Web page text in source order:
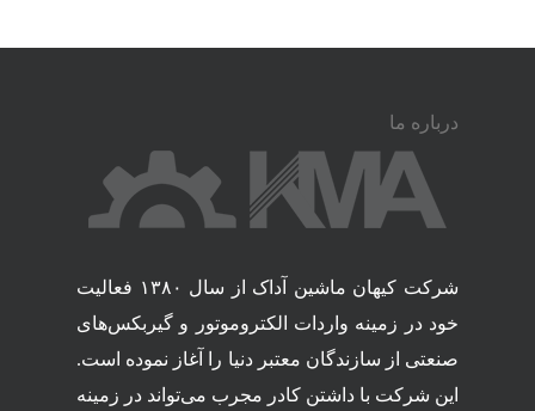
درباره ما
شرکت کیهان ماشین آداک از سال ۱۳۸۰ فعالیت
خود در زمینه واردات الکتروموتور و گیربکس‌های
صنعتی از سازندگان معتبر دنیا را آغاز نموده است.
این شرکت با داشتن کادر مجرب می‌تواند در زمینه